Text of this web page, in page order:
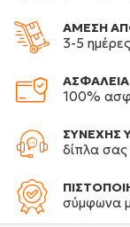
ΑΜΕΣΗ
3-5
ΑΣΦΑΛΕΙΑ
100%
ΣΥΝΕΧΗΣ
δίπλα
σύμφωνα